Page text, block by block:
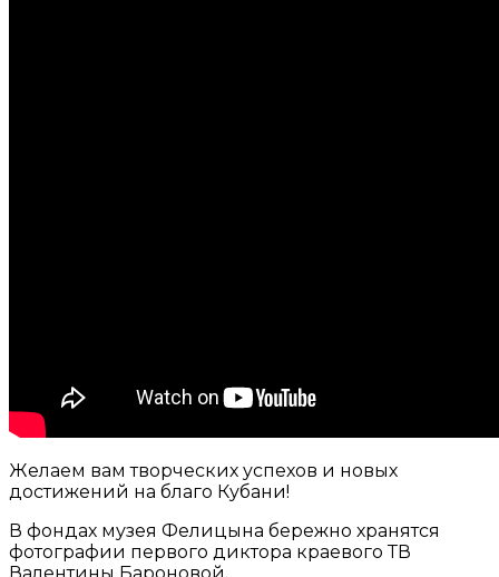
Желаем вам творческих успехов и новых
достижений на благо Кубани!
В фондах музея Фелицына бережно хранятся
фотографии первого диктора краевого ТВ